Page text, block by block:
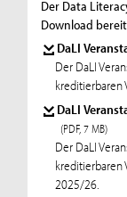
Der Data
Download bereit
DaLI
Der DaLI
kreditierbaren
DaLI
(PDF, 7 MB)
Der DaLI
kreditierbaren
2025/26.